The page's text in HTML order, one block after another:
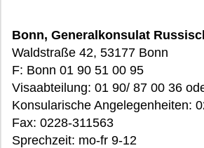
Bonn, Generalkonsulat
Waldstraße 42, 53177 Bonn
F: Bonn 01 90 51 00 95
Visaabteilung: 01 90/ 87 00 36
Konsularische Angelegenheiten:
Fax: 0228-311563
Sprechzeit: mo-fr 9-12